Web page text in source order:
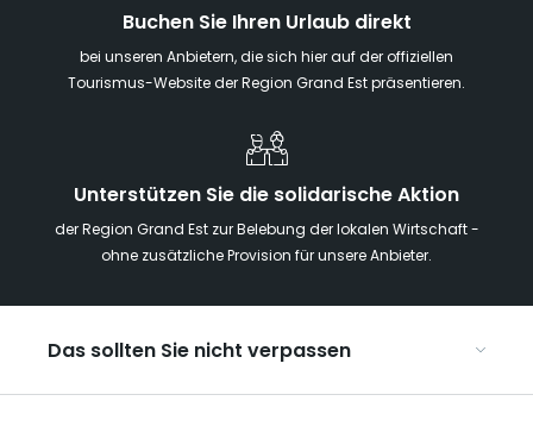
Buchen Sie Ihren Urlaub direkt
bei unseren Anbietern, die sich hier auf der offiziellen
Tourismus-Website der Region Grand Est präsentieren.
Unterstützen Sie die solidarische Aktion
der Region Grand Est zur Belebung der lokalen Wirtschaft -
ohne zusätzliche Provision für unsere Anbieter.
Das sollten Sie nicht verpassen